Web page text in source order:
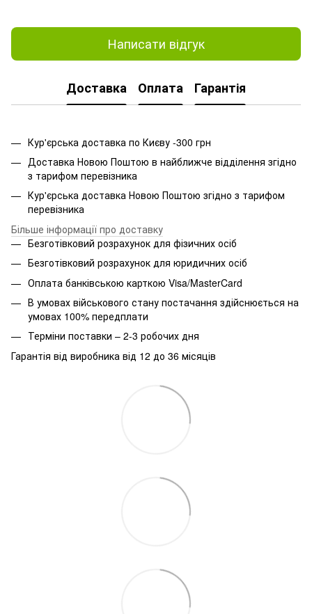
Написати відгук
Доставка Оплата Гарантія
Кур'єрська доставка по Києву -300 грн
Доставка Новою Поштою в найближче відділення згідно
з тарифом перевізника
Кур'єрська доставка Новою Поштою згідно з тарифом
перевізника
Більше інформації про доставку
Безготівковий розрахунок для фізичних осіб
Безготівковий розрахунок для юридичних осіб
Оплата банківською карткою Visa/MasterCard
В умовах військового стану постачання здійснюється на
умовах 100% передплати
Терміни поставки – 2-3 робочих дня
Гарантія від виробника від 12 до 36 місяців